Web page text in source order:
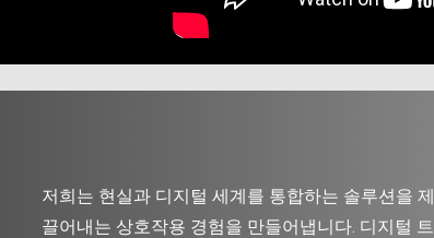
저희는 현실과 디지털 세계를 통합하는 솔루션을
끌어내는 상호작용 경험을 만들어냅니다. 디지털